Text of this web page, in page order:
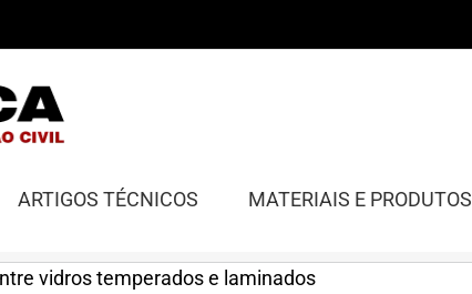
ARTIGOS TÉCNICOS MATERIAIS E PRODUTOS
vidros temperados e laminados